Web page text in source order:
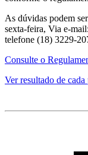
As dúvidas podem
sexta-feira, Via e-mail:
telefone (18) 3229-
Consulte o
Ver resultado de